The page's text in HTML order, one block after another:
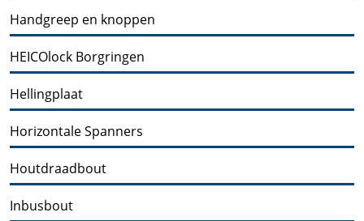
Handgreep en knoppen
HEICOlock Borgringen
Hellingplaat
Horizontale Spanners
Houtdraadbout
Inbusbout